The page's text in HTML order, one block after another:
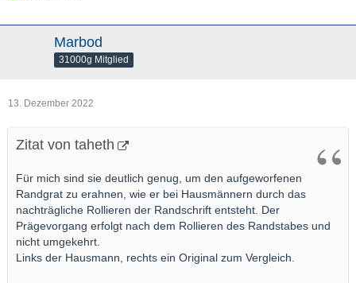
Marbod
31000g Mitglied
13. Dezember 2022
Zitat von taheth
Für mich sind sie deutlich genug, um den aufgeworfenen
Randgrat zu erahnen, wie er bei Hausmännern durch das
nachträgliche Rollieren der Randschrift entsteht. Der
Prägevorgang erfolgt nach dem Rollieren des Randstabes und
nicht umgekehrt.
Links der Hausmann, rechts ein Original zum Vergleich.